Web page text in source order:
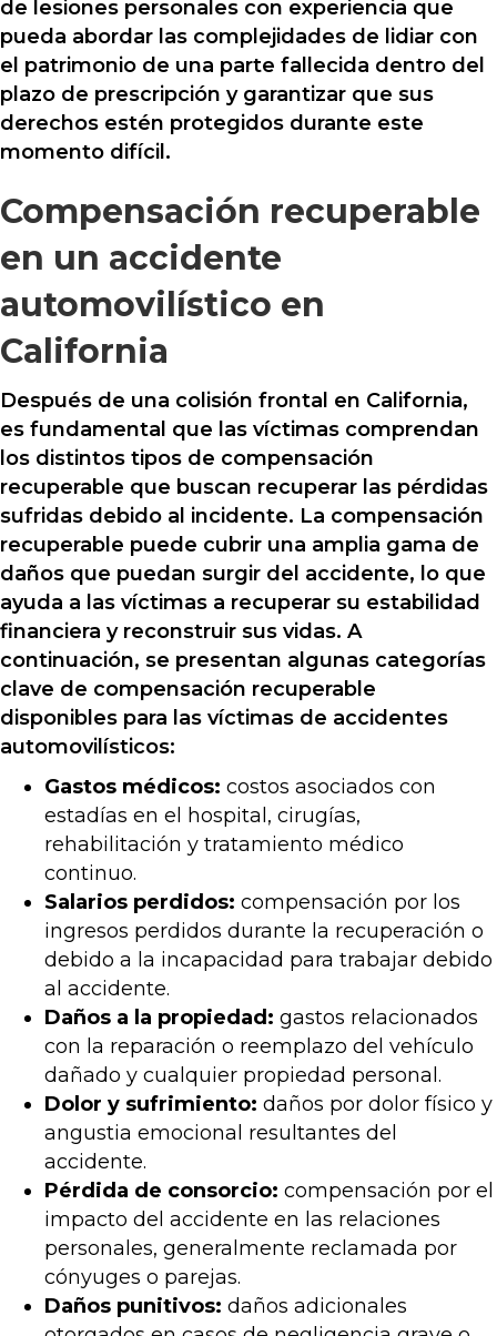
de lesiones personales con experiencia que
pueda abordar las complejidades de lidiar con
el patrimonio de una parte fallecida dentro del
plazo de prescripción y garantizar que sus
derechos estén protegidos durante este
momento difícil.
Compensación recuperable
en un accidente
automovilístico en
California
Después de una colisión frontal en California,
es fundamental que las víctimas comprendan
los distintos tipos de compensación
recuperable que buscan recuperar las pérdidas
sufridas debido al incidente. La compensación
recuperable puede cubrir una amplia gama de
daños que puedan surgir del accidente, lo que
ayuda a las víctimas a recuperar su estabilidad
financiera y reconstruir sus vidas. A
continuación, se presentan algunas categorías
clave de compensación recuperable
disponibles para las víctimas de accidentes
automovilísticos:
Gastos médicos: costos asociados con
estadías en el hospital, cirugías,
rehabilitación y tratamiento médico
continuo.
Salarios perdidos: compensación por los
ingresos perdidos durante la recuperación o
debido a la incapacidad para trabajar debido
al accidente.
Daños a la propiedad: gastos relacionados
con la reparación o reemplazo del vehículo
dañado y cualquier propiedad personal.
Dolor y sufrimiento: daños por dolor físico y
angustia emocional resultantes del
accidente.
Pérdida de consorcio: compensación por el
impacto del accidente en las relaciones
personales, generalmente reclamada por
cónyuges o parejas.
Daños punitivos: daños adicionales